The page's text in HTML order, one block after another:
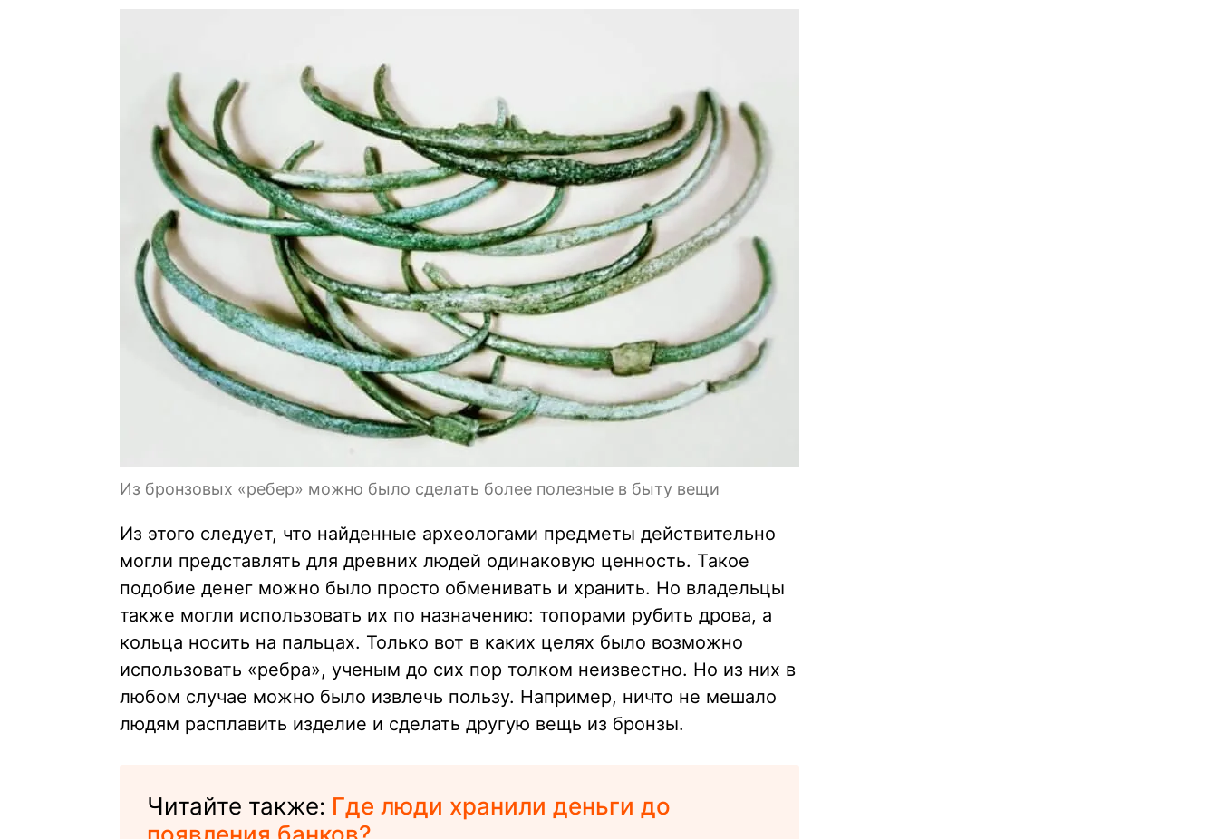
Из бронзовых «ребер» можно было сделать более полезные в быту вещи
Из этого следует, что найденные археологами предметы действительно
могли представлять для древних людей одинаковую ценность. Такое
подобие денег можно было просто обменивать и хранить. Но владельцы
также могли использовать их по назначению: топорами рубить дрова, а
кольца носить на пальцах. Только вот в каких целях было возможно
использовать «ребра», ученым до сих пор толком неизвестно. Но из них в
любом случае можно было извлечь пользу. Например, ничто не мешало
людям расплавить изделие и сделать другую вещь из бронзы.
Читайте также: Где люди хранили деньги до